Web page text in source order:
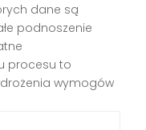
dane są
podnoszenie
procesu to
wymogów